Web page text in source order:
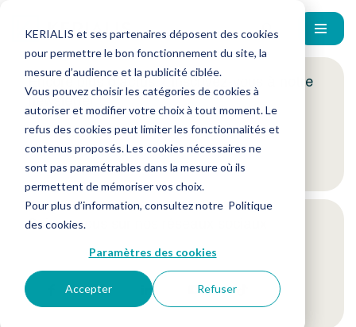
KERIALIS et ses partenaires déposent des cookies
pour permettre le bon fonctionnement du site, la
mesure d’audience et la publicité ciblée.
Vous pouvez choisir les catégories de cookies à
autoriser et modifier votre choix à tout moment. Le
refus des cookies peut limiter les fonctionnalités et
contenus proposés. Les cookies nécessaires ne
sont pas paramétrables dans la mesure où ils
permettent de mémoriser vos choix.
Pour plus d’information, consultez notre Politique
des cookies.
Paramètres des cookies
Accepter Refuser
Encore plus d'actus ? Inscrivez-vous à notre
newsletter !
Je m'inscris
Suivez-nous sur nos réseaux sociaux